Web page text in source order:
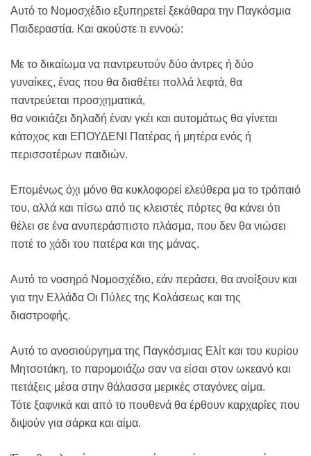
Αυτό το Νομοσχέδιο εξυπηρετεί ξεκάθαρα την Παγκόσμια
Παιδεραστία. Και ακούστε τι εννοώ:
Με το δικαίωμα να παντρευτούν δύο άντρες ή δύο
γυναίκες, ένας που θα διαθέτει πολλά λεφτά, θα
παντρεύεται προσχηματικά,
θα νοικιάζει δηλαδή έναν γκέι και αυτομάτως θα γίνεται
κάτοχος και ΕΠΟΥΔΕΝΙ Πατέρας ή μητέρα ενός ή
περισσοτέρων παιδιών.
Επομένως όχι μόνο θα κυκλοφορεί ελεύθερα μα το τρόπαιό
του, αλλά και πίσω από τις κλειστές πόρτες θα κάνει ότι
θέλει σε ένα ανυπεράσπιστο πλάσμα, που δεν θα νιώσει
ποτέ το χάδι του πατέρα και της μάνας.
Αυτό το νοσηρό Νομοσχέδιο, εάν περάσει, θα ανοίξουν και
για την Ελλάδα Οι Πύλες της Κολάσεως και της
διαστροφής.
Αυτό το ανοσιούργημα της Παγκόσμιας Ελίτ και του κυρίου
Μητσοτάκη, το παρομοιάζω σαν να είσαι στον ωκεανό και
πετάξεις μέσα στην θάλασσα μερικές σταγόνες αίμα.
Τότε ξαφνικά και από το πουθενά θα έρθουν καρχαρίες που
διψούν για σάρκα και αίμα.